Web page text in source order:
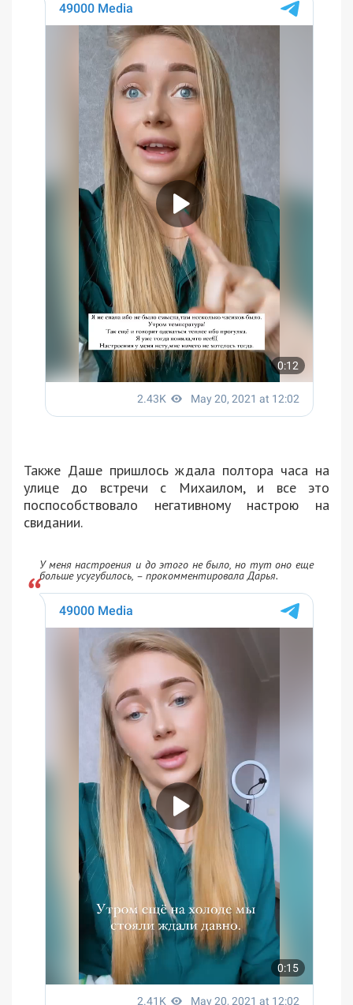
Также Даше пришлось ждала полтора часа на
улице до встречи с Михаилом, и все это
поспособствовало негативному настрою на
свидании.
У меня настроения и до этого не было, но тут оно еще
больше усугубилось, – прокомментировала Дарья.